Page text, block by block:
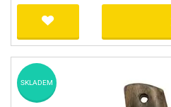
SKLADEM